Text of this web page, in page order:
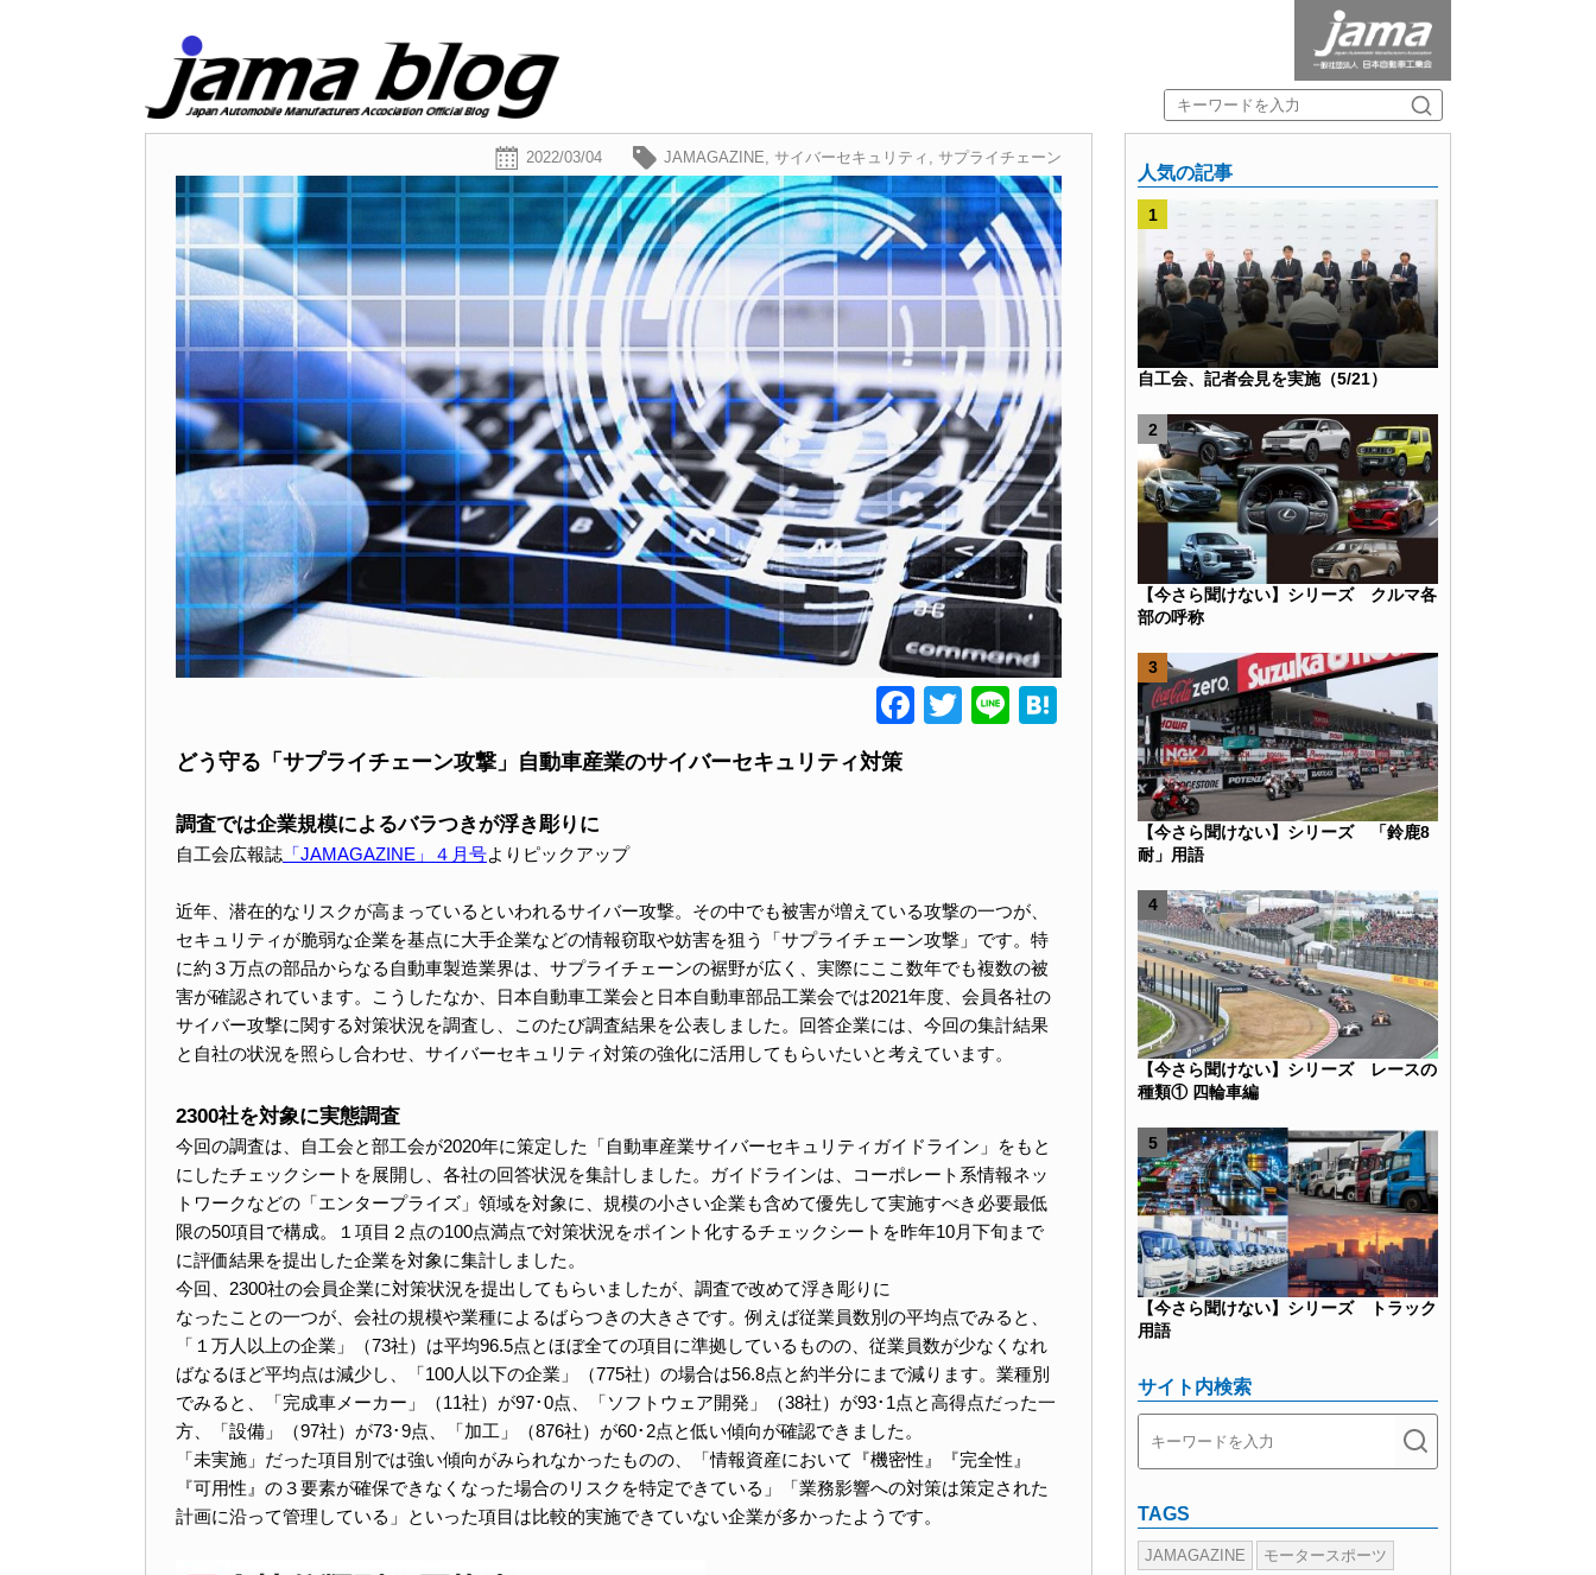
2022/03/04 JAMAGAZINE, サイバーセキュリティ , サプライチェーン
Facebook
Twitter
Line Hatena
どう守る「サプライチェーン攻撃」自動車産業のサイバーセキュリティ対策
調査では企業規模によるバラつきが浮き彫りに
自工会広報誌 「JAMAGAZINE」４月号よりピックアップ
近年、潜在的なリスクが高まっているといわれるサイバー攻撃。その中でも被害が増えている攻撃の一つが、
セキュリティが脆弱な企業を基点に大手企業などの情報窃取や妨害を狙う「サプライチェーン攻撃」です。特
に約３万点の部品からなる自動車製造業界は、サプライチェーンの裾野が広く、実際にここ数年でも複数の被
害が確認されています。こうしたなか、日本自動車工業会と日本自動車部品工業会では2021年度、会員各社の
サイバー攻撃に関する対策状況を調査し、このたび調査結果を公表しました。回答企業には、今回の集計結果
と自社の状況を照らし合わせ、サイバーセキュリティ対策の強化に活用してもらいたいと考えています。
2300社を対象に実態調査
今回の調査は、自工会と部工会が2020年に策定した「自動車産業サイバーセキュリティガイドライン」をもと
にしたチェックシートを展開し、各社の回答状況を集計しました。ガイドラインは、コーポレート系情報ネッ
トワークなどの「エンタープライズ」領域を対象に、規模の小さい企業も含めて優先して実施すべき必要最低
限の50項目で構成。１項目２点の100点満点で対策状況をポイント化するチェックシートを昨年10月下旬まで
に評価結果を提出した企業を対象に集計しました。
今回、2300社の会員企業に対策状況を提出してもらいましたが、調査で改めて浮き彫りに
なったことの一つが、会社の規模や業種によるばらつきの大きさです。例えば従業員数別の平均点でみると、
「１万人以上の企業」（73社）は平均96.5点とほぼ全ての項目に準拠しているものの、従業員数が少なくなれ
ばなるほど平均点は減少し、「100人以下の企業」（775社）の場合は56.8点と約半分にまで減ります。業種別
でみると、「完成車メーカー」（11社）が97･0点、「ソフトウェア開発」（38社）が93･1点と高得点だった一
方、「設備」（97社）が73･9点、「加工」（876社）が60･2点と低い傾向が確認できました。
「未実施」だった項目別では強い傾向がみられなかったものの、「情報資産において『機密性』『完全性』
『可用性』の３要素が確保できなくなった場合のリスクを特定できている」「業務影響への対策は策定された
計画に沿って管理している」といった項目は比較的実施できていない企業が多かったようです。
人気の記事
自工会、記者会見を実施（5/21）
【今さら聞けない】シリーズ クルマ各
部の呼称
【今さら聞けない】シリーズ 「鈴鹿8
耐」用語
【今さら聞けない】シリーズ レースの
種類① 四輪車編
【今さら聞けない】シリーズ トラック
用語
サイト内検索
TAGS
JAMAGAZINE
モータースポーツ